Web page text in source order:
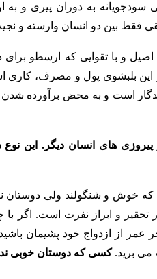
به دوران پیری و به
فقط بین دو انسان وارسته و
و با تقوایی که ارسطو
این بلبشوی پول و مصرف، کاری
است و به محض برآورده شدن
های انسان دیگر. این
که خوش و شنگولند ولی دوستان
و ابراز نفرت است. اگر با
از ازدواج خود پشیمان
می برید.کسی که دوستان خوبی